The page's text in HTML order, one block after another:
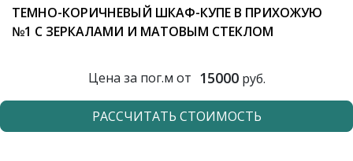
ТЕМНО-КОРИЧНЕВЫЙ ШКАФ-КУПЕ В ПРИХОЖУЮ
№1 С ЗЕРКАЛАМИ И МАТОВЫМ СТЕКЛОМ
Цена за пог.м от 15000руб.
РАССЧИТАТЬ СТОИМОСТЬ